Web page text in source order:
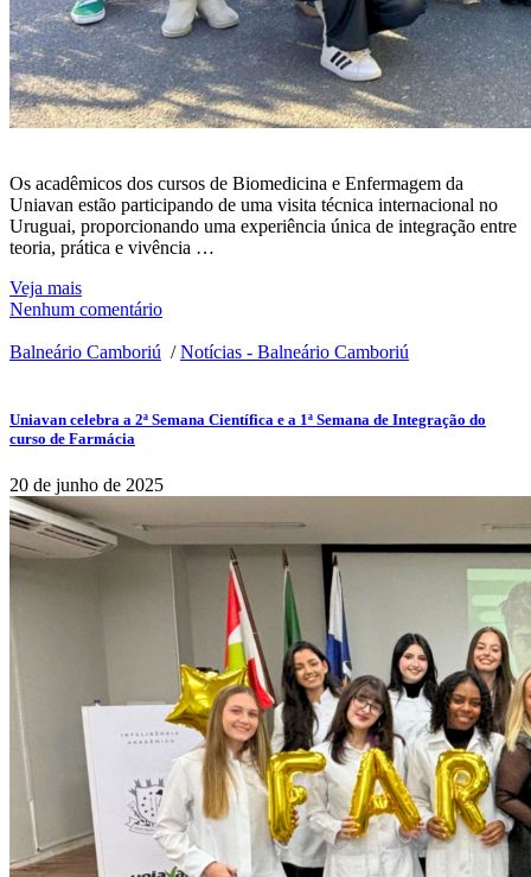
Os acadêmicos dos cursos de Biomedicina e Enfermagem da
Uniavan estão participando de uma visita técnica internacional no
Uruguai, proporcionando uma experiência única de integração entre
teoria, prática e vivência …
Veja mais
Nenhum comentário
Balneário Camboriú /Notícias - Balneário Camboriú
Uniavan celebra a 2ª Semana Científica e a 1ª Semana de Integração do
curso de Farmácia
20 de junho de 2025